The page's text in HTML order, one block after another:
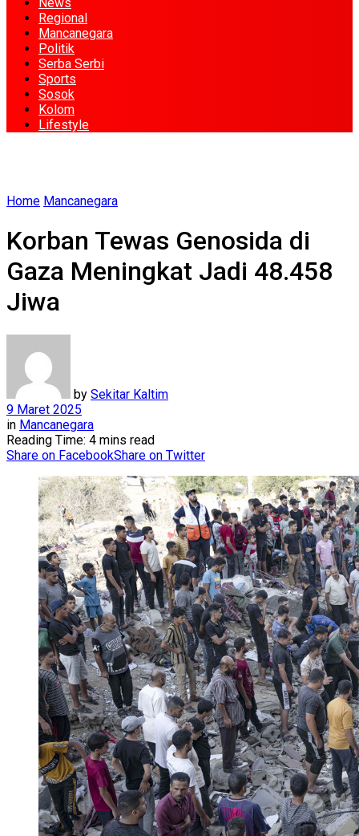
Regional
Mancanegara
Politik
Serba Serbi
Sports
Sosok
Kolom
Lifestyle
Home Mancanegara
Korban Tewas Genosida di
Gaza Meningkat Jadi 48.458
Jiwa
by Sekitar Kaltim
9 Maret 2025
in Mancanegara
Reading Time: 4 mins read
Share on FacebookShare on Twitter